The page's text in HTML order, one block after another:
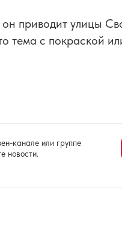
он приводит улицы
тема с покраской
канале или группе
новости.